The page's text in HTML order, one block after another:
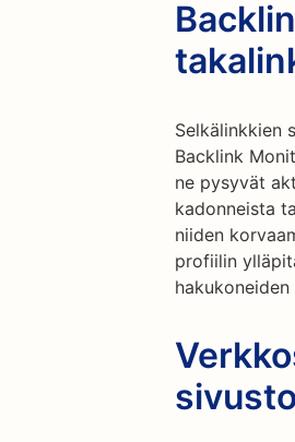
Selkälinkkien
Backlink
ne pysyvät
kadonneista
niiden
profiilin